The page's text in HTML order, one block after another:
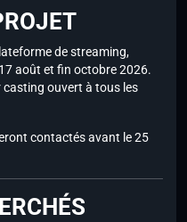
de streaming,
août et fin octobre 2026.
ouvert à tous les
contactés avant le 25